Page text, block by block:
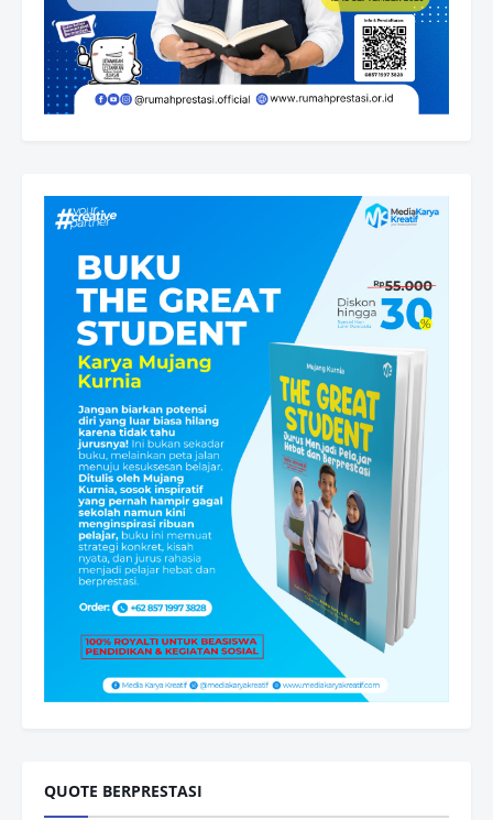
QUOTE BERPRESTASI